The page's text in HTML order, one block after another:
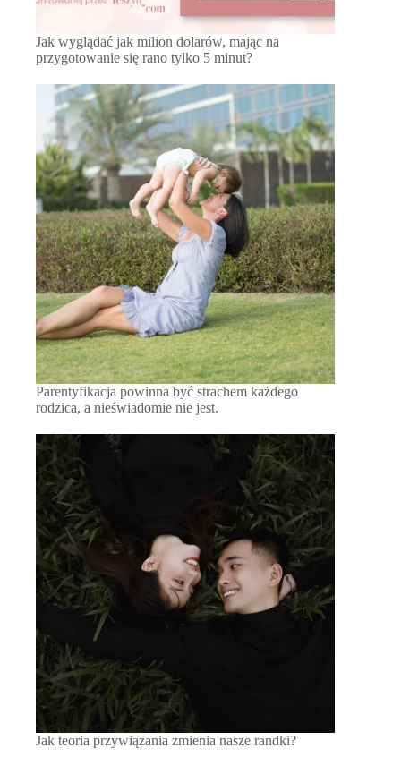
Jak wyglądać jak milion dolarów, mając na
przygotowanie się rano tylko 5 minut?
Parentyfikacja powinna być strachem każdego
rodzica, a nieświadomie nie jest.
Jak teoria przywiązania zmienia nasze randki?